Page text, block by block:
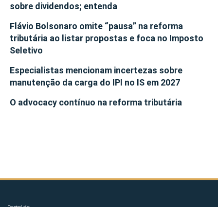
sobre dividendos; entenda
Flávio Bolsonaro omite “pausa” na reforma
tributária ao listar propostas e foca no Imposto
Seletivo
Especialistas mencionam incertezas sobre
manutenção da carga do IPI no IS em 2027
O advocacy contínuo na reforma tributária